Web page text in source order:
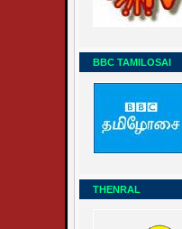
BBC TAMILOSAI
THENRAL